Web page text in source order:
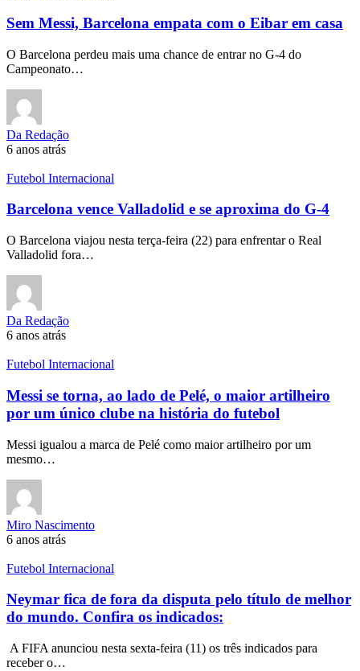
Sem Messi, Barcelona empata com o Eibar em casa
O Barcelona perdeu mais uma chance de entrar no G-4 do
Campeonato…
Da Redação
6 anos atrás
Futebol Internacional
Barcelona vence Valladolid e se aproxima do G-4
O Barcelona viajou nesta terça-feira (22) para enfrentar o Real
Valladolid fora…
Da Redação
6 anos atrás
Futebol Internacional
Messi se torna, ao lado de Pelé, o maior artilheiro
por um único clube na história do futebol
Messi igualou a marca de Pelé como maior artilheiro por um
mesmo…
Miro Nascimento
6 anos atrás
Futebol Internacional
Neymar fica de fora da disputa pelo título de melhor
do mundo. Confira os indicados:
A FIFA anunciou nesta sexta-feira (11) os três indicados para
receber o…